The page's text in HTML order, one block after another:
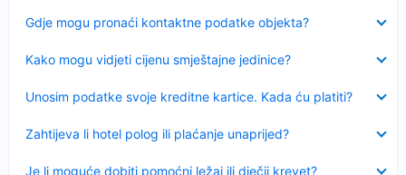
Gdje mogu pronaći kontaktne podatke objekta?
Kako mogu vidjeti cijenu smještajne jedinice?
Unosim podatke svoje kreditne kartice. Kada ću platiti?
Zahtijeva li hotel polog ili plaćanje unaprijed?
Je li moguće dobiti pomoćni ležaj ili dječji krevet?